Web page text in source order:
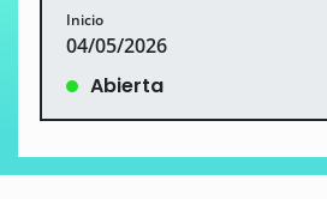
Inicio
04/05/2026
Abierta